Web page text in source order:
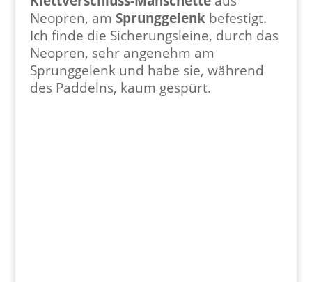
Neopren, am Sprunggelenkbefestigt.
Ich finde die Sicherungsleine, durch das
Neopren, sehr angenehm am
Sprunggelenk und habe sie, während
des Paddelns, kaum gespürt.